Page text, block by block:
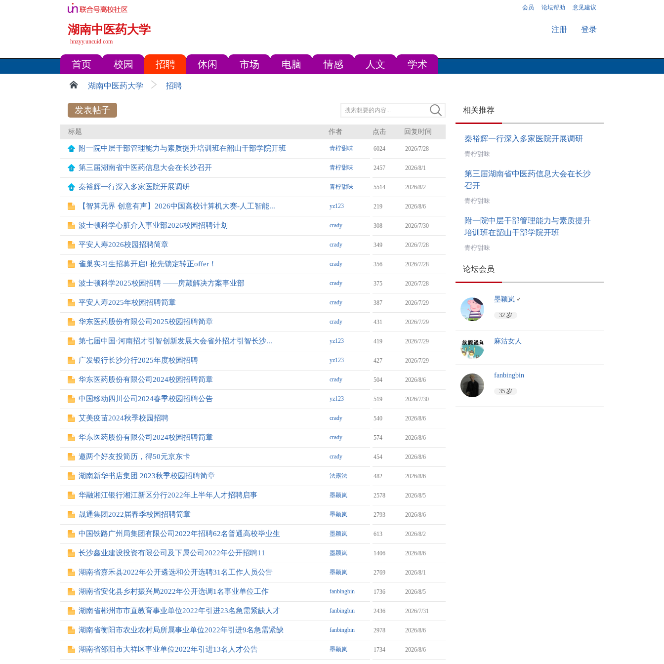
会员 论坛帮助 意见建议
湖南中医药大学
hnzyy.uncuid.com
注册 登录
首页 校园 招聘 休闲 市场 电脑 情感 人文 学术
湖南中医药大学 招聘
发表帖子
标题 作者 点击 回复时间
附一院中层干部管理能力与素质提升培训班在韶山干部学院开班 青柠甜味 6024 2026/7/28
第三届湖南省中医药信息大会在长沙召开 青柠甜味 2457 2026/8/1
秦裕辉一行深入多家医院开展调研 青柠甜味 5514 2026/8/2
【智算无界 创意有声】2026中国高校计算机大赛-人工智能... yz123 219 2026/8/6
波士顿科学心脏介入事业部2026校园招聘计划 crady 308 2026/7/30
平安人寿2026校园招聘简章 crady 349 2026/7/28
雀巢实习生招募开启! 抢先锁定转正offer！ crady 356 2026/7/28
波士顿科学2025校园招聘 ——房颤解决方案事业部 crady 375 2026/7/28
平安人寿2025年校园招聘简章 crady 387 2026/7/29
华东医药股份有限公司2025校园招聘简章 crady 431 2026/7/29
第七届中国·河南招才引智创新发展大会省外招才引智长沙... yz123 419 2026/7/29
广发银行长沙分行2025年度校园招聘 yz123 427 2026/7/29
华东医药股份有限公司2024校园招聘简章 crady 504 2026/8/6
中国移动四川公司2024春季校园招聘公告 yz123 519 2026/7/30
艾美疫苗2024秋季校园招聘 crady 540 2026/8/6
华东医药股份有限公司2024校园招聘简章 crady 574 2026/8/6
邀两个好友投简历，得50元京东卡 crady 454 2026/8/6
湖南新华书店集团 2023秋季校园招聘简章 法露法 482 2026/8/6
华融湘江银行湘江新区分行2022年上半年人才招聘启事 墨颖岚 2578 2026/8/5
晟通集团2022届春季校园招聘简章 墨颖岚 2793 2026/8/6
中国铁路广州局集团有限公司2022年招聘62名普通高校毕业生 墨颖岚 613 2026/8/2
长沙鑫业建设投资有限公司及下属公司2022年公开招聘11 墨颖岚 1406 2026/8/6
湖南省嘉禾县2022年公开遴选和公开选聘31名工作人员公告 墨颖岚 2769 2026/8/1
湖南省安化县乡村振兴局2022年公开选调1名事业单位工作 fanbingbin 1736 2026/8/5
湖南省郴州市市直教育事业单位2022年引进23名急需紧缺人才 fanbingbin 2436 2026/7/31
湖南省衡阳市农业农村局所属事业单位2022年引进9名急需紧缺 fanbingbin 2978 2026/8/6
湖南省邵阳市大祥区事业单位2022年引进13名人才公告 墨颖岚 1734 2026/8/6
相关推荐
秦裕辉一行深入多家医院开展调研
青柠甜味
第三届湖南省中医药信息大会在长沙
召开
青柠甜味
附一院中层干部管理能力与素质提升
培训班在韶山干部学院开班
青柠甜味
论坛会员
墨颖岚 ♂
32 岁
麻沽女人
fanbingbin
35 岁